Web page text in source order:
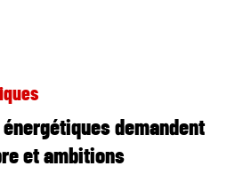
demandent
et ambitions